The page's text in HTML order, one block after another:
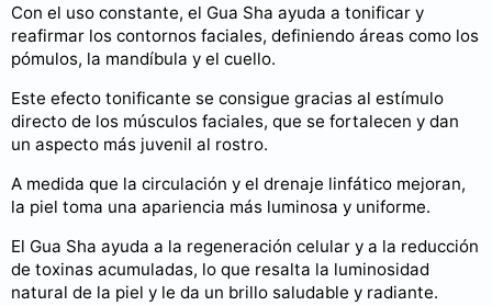
Con el uso constante, el Gua Sha ayuda a tonificar y
reafirmar los contornos faciales, definiendo áreas como los
pómulos, la mandíbula y el cuello.
Este efecto tonificante se consigue gracias al estímulo
directo de los músculos faciales, que se fortalecen y dan
un aspecto más juvenil al rostro.
A medida que la circulación y el drenaje linfático mejoran,
la piel toma una apariencia más luminosa y uniforme.
El Gua Sha ayuda a la regeneración celular y a la reducción
de toxinas acumuladas, lo que resalta la luminosidad
natural de la piel y le da un brillo saludable y radiante.